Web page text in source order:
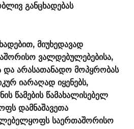
განცხადებას
მიუხედავად
ვალდებულებებისა,
და არასათანადო მოპყრობას
იარაღად იყენებს,
წამების წამახალისებელ
დამნაშავეთა
საერთაშორისო